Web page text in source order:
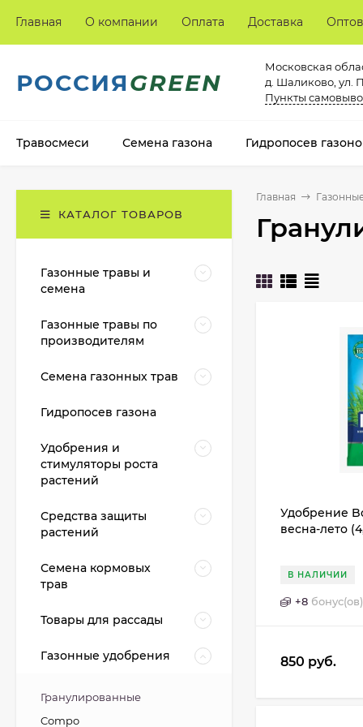
Главная О компании Оплата Доставка
РОССИЯGREEN
Московская
д. Шаликово, ул.
Пункты
Травосмеси Семена газона Гидропосев
Главная
Удобрение
весна-лето
В НАЛИЧИИ
+8 бонус(ов)
850 руб.
КАТАЛОГ ТОВАРОВ
Газонные травы и
семена
Газонные травы по
производителям
Семена газонных трав
Гидропосев газона
Удобрения и
стимуляторы роста
растений
Средства защиты
растений
Семена кормовых
трав
Товары для рассады
Газонные удобрения
Гранулированные
Compo